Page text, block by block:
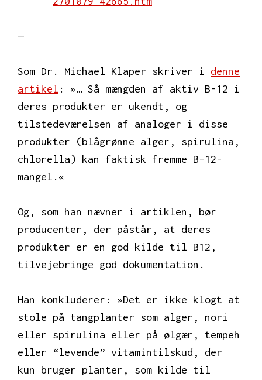
—
Som Dr. Michael Klaper skriver i denne
artikel : »… Så mængden af aktiv B-12 i
deres produkter er ukendt, og
tilstedeværelsen af analoger i disse
produkter (blågrønne alger, spirulina,
chlorella) kan faktisk fremme B-12-
mangel.«
Og, som han nævner i artiklen, bør
producenter, der påstår, at deres
produkter er en god kilde til B12,
tilvejebringe god dokumentation.
Han konkluderer: »Det er ikke klogt at
stole på tangplanter som alger, nori
eller spirulina eller på ølgær, tempeh
eller “levende” vitamintilskud, der
kun bruger planter, som kilde til